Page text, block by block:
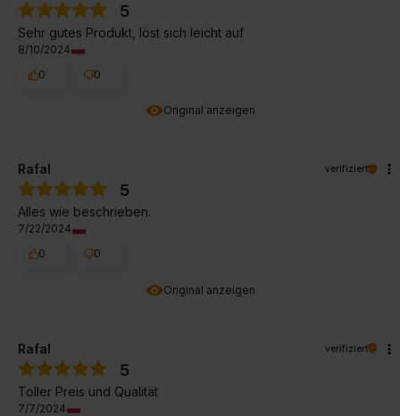
Original anzeigen
5
Sehr gutes Produkt, löst sich leicht auf
8/10/2024
0
0
Original anzeigen
Rafal verifiziert
5
Alles wie beschrieben.
7/22/2024
0
0
Rafal verifiziert
5
Toller Preis und Qualität
7/7/2024